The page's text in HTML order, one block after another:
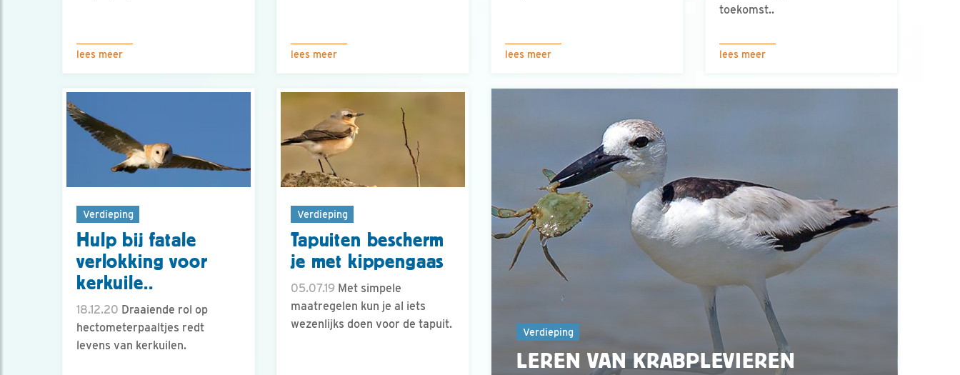
lees meer lees meer lees meer
toekomst..
lees meer
Verdieping
Hulp bij fatale
verlokking voor
kerkuile..
18.12.20 Draaiende rol op
hectometerpaaltjes redt
levens van kerkuilen.
Verdieping
Tapuiten bescherm
je met kippengaas
05.07.19 Met simpele
maatregelen kun je al iets
wezenlijks doen voor de tapuit.
Verdieping
LEREN VAN KRABPLEVIEREN